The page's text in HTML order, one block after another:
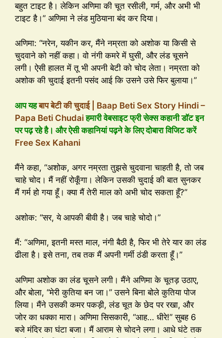
बहुत टाइट है। लेकिन अणिमा की चूत रसीली, गर्म, और अभी भी
टाइट है।” अणिमा ने लंड मुठियाना बंद कर दिया।
अणिमा: “नरेन, यकीन कर, मैंने नम्रता को अशोक या किसी से
चुदवाने को नहीं कहा। वो नंगी कमरे में घुसी, और लंड चूसने
लगी। ऐसी हालत में तू भी अपनी बेटी को चोद लेता। नम्रता को
अशोक की चुदाई इतनी पसंद आई कि उसने उसे फिर बुलाया।”
आप यहबाप बेटी की चुदाई | Baap Beti Sex Story Hindi –
Papa Beti Chudaiहमारी वेबसाइट फ्री सेक्स कहानी डॉट इन
पर पढ़ रहे है। और ऐसी कहानियां पढ़ने के लिए दोबारा विजिट करें
Free Sex Kahani
मैंने कहा, “अशोक, अगर नम्रता तुझसे चुदवाना चाहती है, तो जब
चाहे चोद। मैं नहीं रोकूँगा। लेकिन उसकी चुदाई की बात सुनकर
मैं गर्म हो गया हूँ। क्या मैं तेरी माल को अभी चोद सकता हूँ?”
अशोक: “सर, ये आपकी बीवी है। जब चाहे चोदो।”
मैं: “अणिमा, इतनी मस्त माल, नंगी बैठी है, फिर भी तेरे यार का लंड
ढीला है। इसे तना, तब तक मैं अपनी गर्मी ठंडी करता हूँ।”
अणिमा अशोक का लंड चूसने लगी। मैंने अणिमा के चूतड़ उठाए,
और बोला, “मेरी कुतिया बन जा।” उसने बिना बोले कुतिया पोज
लिया। मैंने उसकी कमर पकड़ी, लंड चूत के छेद पर रखा, और
जोर का धक्का मारा। अणिमा सिसकारी, “आह… धीरे!” सुबह 6
बजे मंदिर का घंटा बजा। मैं आराम से चोदने लगा। आधे घंटे तक